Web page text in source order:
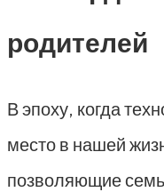
родителей
В эпоху, когда
место в нашей
позволяющие